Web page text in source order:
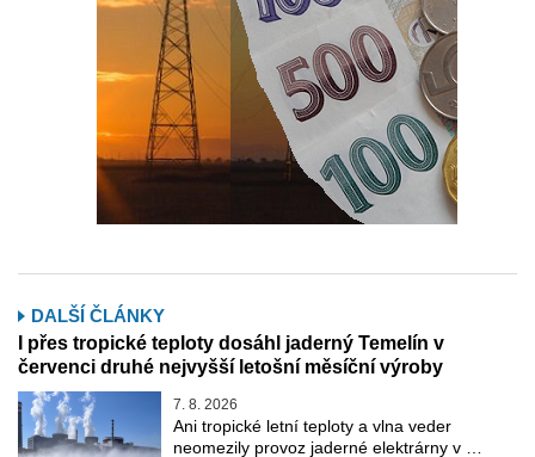
DALŠÍ ČLÁNKY
I přes tropické teploty dosáhl jaderný Temelín v
červenci druhé nejvyšší letošní měsíční výroby
7. 8. 2026
Ani tropické letní teploty a vlna veder
neomezily provoz jaderné elektrárny v …